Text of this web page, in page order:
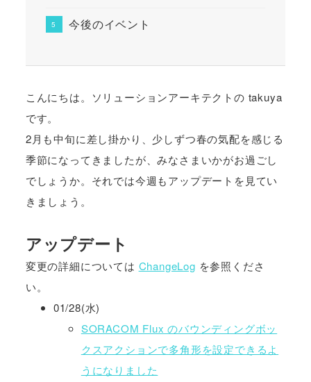
今後のイベント
こんにちは。ソリューションアーキテクトの takuya
です。
2月も中旬に差し掛かり、少しずつ春の気配を感じる
季節になってきましたが、みなさまいかがお過ごし
でしょうか。それでは今週もアップデートを見てい
きましょう。
アップデート
変更の詳細については ChangeLog を参照くださ
い。
01/28(水)
SORACOM Flux のバウンディングボッ
クスアクションで多角形を設定できるよ
うになりました